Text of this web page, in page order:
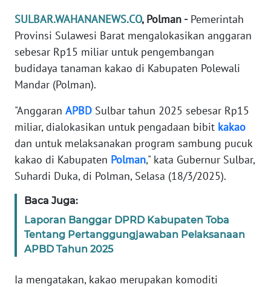
SULBAR.WAHANANEWS.CO, Polman -Pemerintah
Provinsi Sulawesi Barat mengalokasikan anggaran
sebesar Rp15 miliar untuk pengembangan
budidaya tanaman kakao di Kabupaten Polewali
Mandar (Polman).
"Anggaran APBD Sulbar tahun 2025 sebesar Rp15
miliar, dialokasikan untuk pengadaan bibit kakao
dan untuk melaksanakan program sambung pucuk
kakao di Kabupaten Polman," kata Gubernur Sulbar,
Suhardi Duka, di Polman, Selasa (18/3/2025).
Baca Juga:
Laporan Banggar DPRD Kabupaten Toba
Tentang Pertanggungjawaban Pelaksanaan
APBD Tahun 2025
Ia mengatakan, kakao merupakan komoditi
KARIR
DISCLAIMER
Wahana
News
Regional
WN
SUMUT
WN
JAKARTA
WN